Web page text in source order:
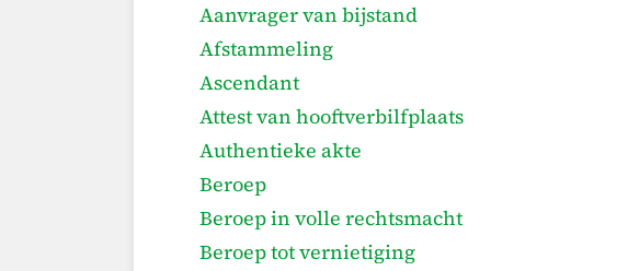
Aanvrager van bijstand
Afstammeling
Ascendant
Attest van hooftverbilfplaats
Authentieke akte
Beroep
Beroep in volle rechtsmacht
Beroep tot vernietiging